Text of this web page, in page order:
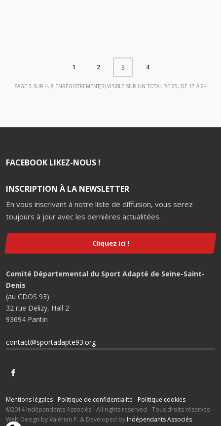
1 2 3 4
PAGE 3 SUR 4, 8 ENREGISTREMENT(S) VISIBLE SUR UN TOTAL DE 25, DE 17 À 24
FACEBOOK LIKEZ-NOUS !
INSCRIPTION À LA NEWSLETTER
En vous inscrivant à notre liste de diffusion, vous serez
toujours à jour avec les dernières actualitées.
Cliquez ici !
Comité Départemental du Sport Adapté de Seine-Saint-
Denis
(au CDOS 93)
32 rue Delizy, Hall 2
93694 Pantin
contact@sportadapte93.org
Mentions légales- Politique de confidentialité - Politique cookies
©2014 Indépendants Associés - All rights reserved - Tous droits réservés -
Web Design by Valérian P. & Developed by Indépendants Associés